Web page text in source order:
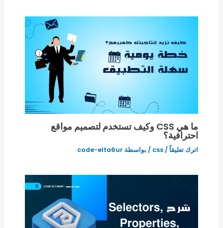
ما هي CSS وكيف تستخدم لتصميم مواقع
احترافية؟
اترك تعليقاً/
css / بواسطة code-elta6ur